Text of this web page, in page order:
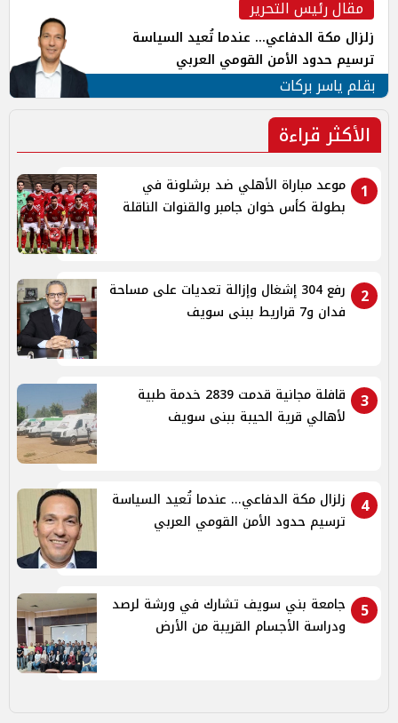
مقال رئيس التحرير
زلزال مكة الدفاعي... عندما تُعيد السياسة
ترسيم حدود الأمن القومي العربي
بقلم ياسر بركات
الأكثر قراءة
1
موعد مباراة الأهلي ضد برشلونة في
بطولة كأس خوان جامبر والقنوات الناقلة
2
رفع 304 إشغال وإزالة تعديات على مساحة
فدان و7 قراريط ببنى سويف
3
قافلة مجانية قدمت 2839 خدمة طبية
لأهالي قرية الحيبة ببنى سويف
4
زلزال مكة الدفاعي... عندما تُعيد السياسة
ترسيم حدود الأمن القومي العربي
5
جامعة بني سويف تشارك في ورشة لرصد
ودراسة الأجسام القريبة من الأرض